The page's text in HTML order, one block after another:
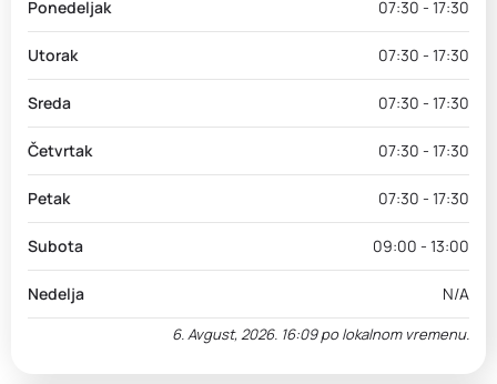
Ponedeljak 07:30 - 17:30
Utorak 07:30 - 17:30
Sreda 07:30 - 17:30
Četvrtak 07:30 - 17:30
Petak 07:30 - 17:30
Subota 09:00 - 13:00
Nedelja N/A
6. Avgust, 2026. 16:09 po lokalnom vremenu.